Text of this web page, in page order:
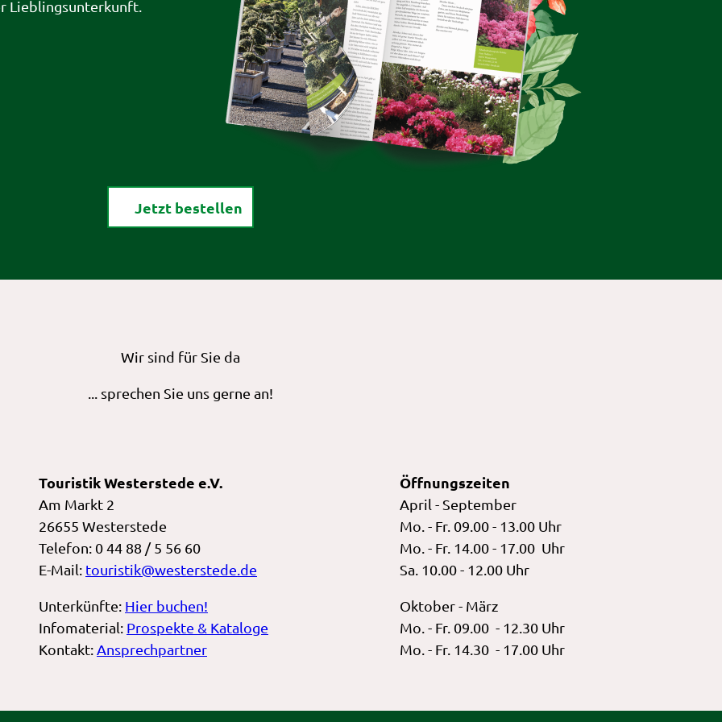
Lieblingsunterkunft.
Jetzt bestellen
Wir sind für Sie da
... sprechen Sie uns gerne an!
Touristik Westerstede e.V.
Am Markt 2
26655 Westerstede
Telefon: 0 44 88 / 5 56 60
E-Mail: touristik@westerstede.de
Unterkünfte: Hier buchen!
Infomaterial: Prospekte & Kataloge
Kontakt:Ansprechpartner
Öffnungszeiten
April - September
Mo. - Fr. 09.00 - 13.00 Uhr
Mo. - Fr. 14.00 - 17.00 Uhr
Sa. 10.00 - 12.00 Uhr
Oktober - März
Mo. - Fr. 09.00 - 12.30 Uhr
Mo. - Fr. 14.30 - 17.00 Uhr